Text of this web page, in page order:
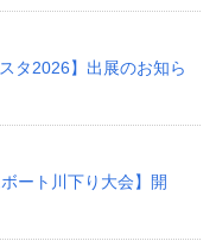
タ2026】出展のお知ら
ート川下り大会】開